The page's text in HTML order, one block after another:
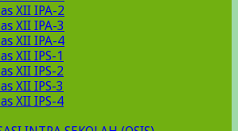
XII IPA-2
XII IPA-3
XII IPA-4
XII IPS-1
XII IPS-2
XII IPS-3
XII IPS-4